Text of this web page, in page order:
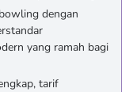
dengan
yang ramah bagi
tarif